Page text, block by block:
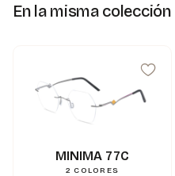
En la misma colección
MINIMA 77C
2 COLORES